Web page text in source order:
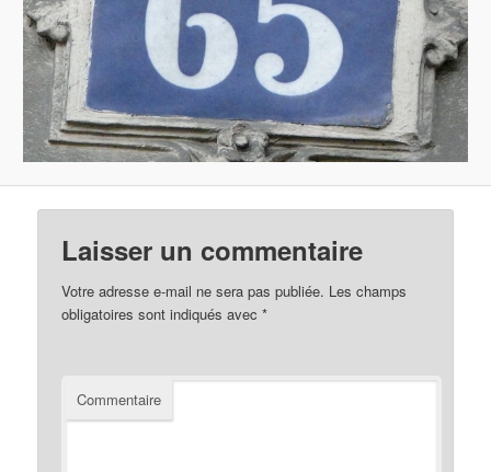
Laisser un commentaire
Votre adresse e-mail ne sera pas publiée. Les champs
obligatoires sont indiqués avec*
Commentaire